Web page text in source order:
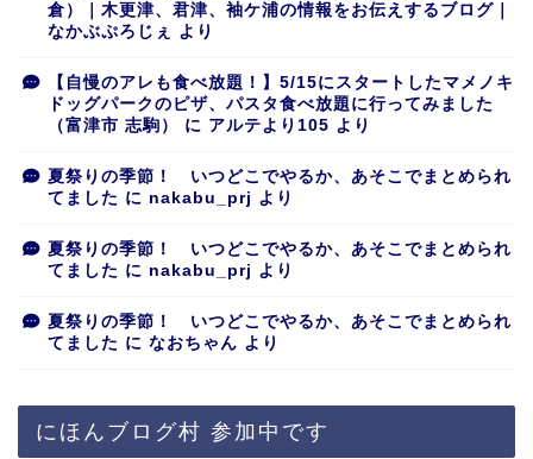
倉）｜木更津、君津、袖ケ浦の情報をお伝えするブログ｜
なかぶぷろじぇ
より
【自慢のアレも食べ放題！】5/15にスタートしたマメノキ
ドッグパークのピザ、パスタ食べ放題に行ってみました
（富津市 志駒）
に アルテより105 より
夏祭りの季節！ いつどこでやるか、あそこでまとめられ
てました に nakabu_prj より
夏祭りの季節！ いつどこでやるか、あそこでまとめられ
てました に nakabu_prj より
夏祭りの季節！ いつどこでやるか、あそこでまとめられ
てました に なおちゃん より
にほんブログ村 参加中です